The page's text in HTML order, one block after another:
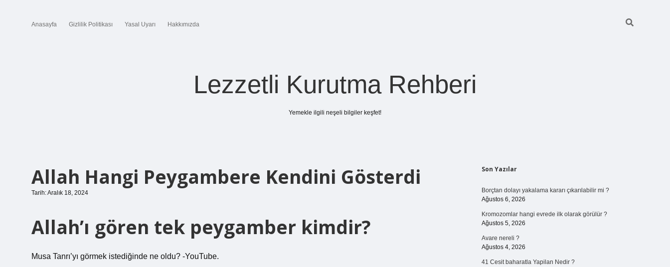
Anasayfa Gizlilik Politikası Yasal Uyarı Hakkımızda
Lezzetli Kurutma Rehberi
Yemekle ilgili neşeli bilgiler keşfet!
Allah Hangi Peygambere Kendini Gösterdi
Tarih: Aralık 18, 2024
Allah’ı gören tek peygamber kimdir?
Musa Tanrı’yı ​​görmek istediğinde ne oldu? -YouTube.
Sidebar
Son Yazılar
Borçtan dolayı yakalama kararı çıkarılabilir mi ?
Ağustos 6, 2026
Kromozomlar hangi evrede ilk olarak görülür ?
Ağustos 5, 2026
Avare nereli ?
Ağustos 4, 2026
41 Cesit baharatla Yapilan Nedir ?